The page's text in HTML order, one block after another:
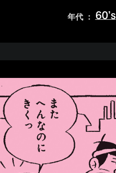
年代 ： 60’s